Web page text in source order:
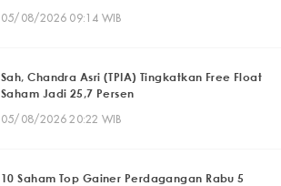
05/08/2026 09:14 WIB
Sah, Chandra Asri (TPIA) Tingkatkan Free Float
Saham Jadi 25,7 Persen
05/08/2026 20:22 WIB
10 Saham Top Gainer Perdagangan Rabu 5